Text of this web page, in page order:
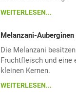
WEITERLESEN...
Melanzani-Auberginen
Die Melanzani
Fruchtfleisch und eine
kleinen Kernen.
WEITERLESEN...